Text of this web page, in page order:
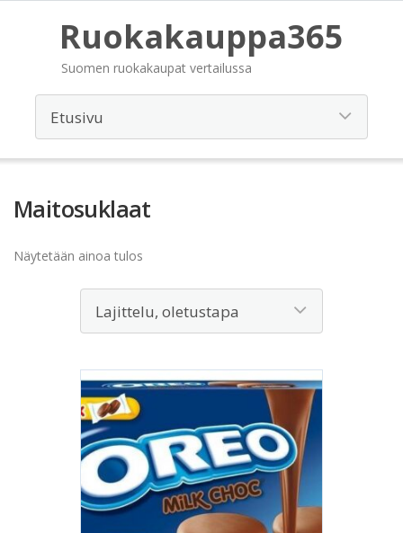
Ruokakauppa365
Suomen ruokakaupat vertailussa
Maitosuklaat
Näytetään ainoa tulos